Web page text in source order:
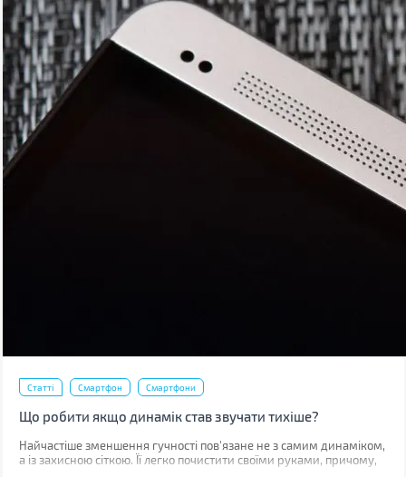
Статті Смартфон Смартфони
Що робити якщо динамік став звучати тихіше?
Найчастіше зменшення гучності пов'язане не з самим динаміком,
а із захисною сіткою. Її легко почистити своїми руками, причому,